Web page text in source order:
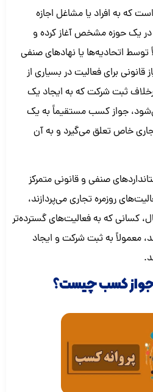
که به افراد یا مشاغل اجازه
یک حوزه مشخص آغاز کرده و
توسط اتحادیه‌ها یا نهادهای صنفی
برای فعالیت در بسیاری از
ثبت شرکت که به ایجاد یک
جواز کسب مستقیماً به یک
خاص تعلق می‌گیرد و به آن
صنفی و قانونی متمرکز
روزمره تجاری می‌پردازند،
کسانی که به فعالیت‌های گسترده‌تر
معمولاً به ثبت شرکت و ایجاد
جواز کسب چیست؟